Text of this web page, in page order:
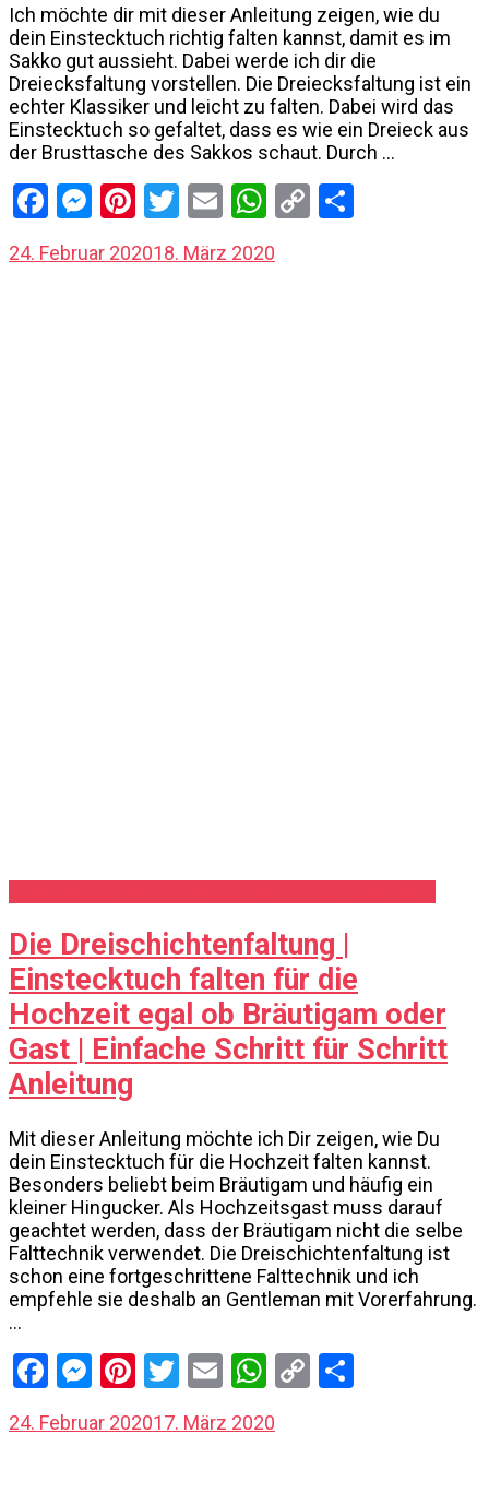
Ich möchte dir mit dieser Anleitung zeigen, wie du
dein Einstecktuch richtig falten kannst, damit es im
Sakko gut aussieht. Dabei werde ich dir die
Dreiecksfaltung vorstellen. Die Dreiecksfaltung ist ein
echter Klassiker und leicht zu falten. Dabei wird das
Einstecktuch so gefaltet, dass es wie ein Dreieck aus
der Brusttasche des Sakkos schaut. Durch …
Facebook
Messenger
Pinterest
Twitter
EmailWhatsApp
Copy
24. Februar 202018. März 2020
Die Dreischichtenfaltung |
Einstecktuch falten für die
Hochzeit egal ob Bräutigam oder
Gast | Einfache Schritt für Schritt
Anleitung
Mit dieser Anleitung möchte ich Dir zeigen, wie Du
dein Einstecktuch für die Hochzeit falten kannst.
Besonders beliebt beim Bräutigam und häufig ein
kleiner Hingucker. Als Hochzeitsgast muss darauf
geachtet werden, dass der Bräutigam nicht die selbe
Falttechnik verwendet. Die Dreischichtenfaltung ist
schon eine fortgeschrittene Falttechnik und ich
empfehle sie deshalb an Gentleman mit Vorerfahrung.
…
Facebook
Messenger
Pinterest
Twitter
EmailWhatsApp
Copy
24. Februar 202017. März 2020